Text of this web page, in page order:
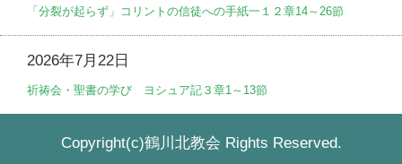
「分裂が起らず」コリントの信徒への手紙一１２章14～26節
2026年7月22日
祈祷会・聖書の学び ヨシュア記３章1～13節
Copyright(c)鶴川北教会 Rights Reserved.